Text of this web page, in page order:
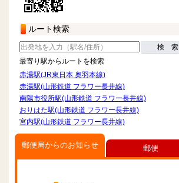
ルート検索
検 索
最寄り駅からルートを検索
赤湯駅(JR東日本 奥羽本線)
赤湯駅(山形鉄道 フラワー長井線)
南陽市役所駅(山形鉄道 フラワー長井線)
おりはた駅(山形鉄道 フラワー長井線)
宮内駅(山形鉄道 フラワー長井線)
郵便局からのお知らせ 郵便